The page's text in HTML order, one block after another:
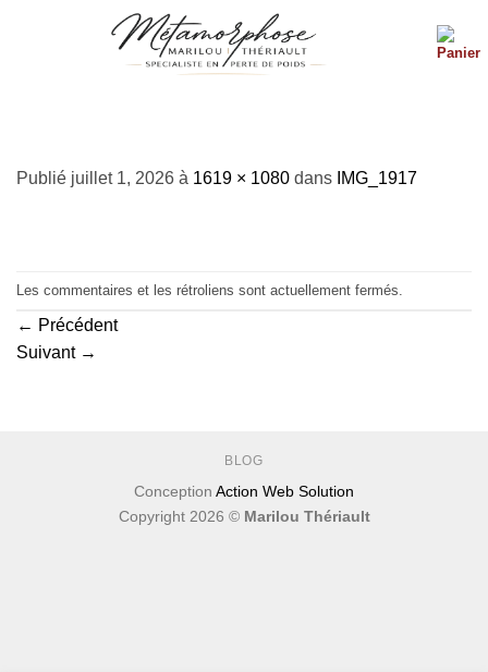
Publié juillet 1, 2026 à 1619 × 1080 dans IMG_1917
Les commentaires et les rétroliens sont actuellement fermés.
← Précédent
Suivant →
BLOG
Conception Action Web Solution
Copyright 2026 © Marilou Thériault